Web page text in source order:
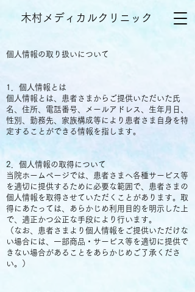
木村メディカルクリニック
個人情報の取り扱いについて
1．個人情報とは
個人情報とは、患者さまからご提供いただいた氏
名、住所、電話番号、メールアドレス、生年月日、
性別、勤務先、家族構成等により患者さま自身を特
定することができる情報を指します。
2．個人情報の取得について
当院ホームページでは、患者さまへ各種サービス等
を適切に提供するために必要な範囲で、患者さまの
個人情報を取得させていただくことがあります。取
得にあたっては、あらかじめ利用目的を明示した上
で、適正かつ公正な手段により行います。
（なお、患者さまより個人情報をご提供いただけな
い場合には、一部商品・サービス等を適切に提供で
きない場合があることをあらかじめご了承くださ
い。）